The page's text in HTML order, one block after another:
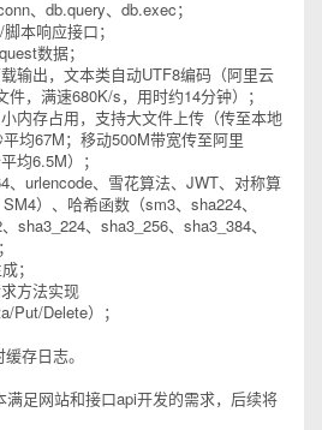
、db.query、db.exec；
本响应接口；
数据；
输出，文本类自动UTF8编码（阿里云
，满速680K/s，用时约14分钟）；
内存占用，支持大文件上传（传至本地
均67M；移动500M带宽传至阿里
均6.5M）；
、urlencode、雪花算法、JWT、对称算
）、哈希函数（sm3、sha224、
sha3_224、sha3_256、sha3_384、
；
方法实现
Put/Delete）；
存日志。
足网站和接口api开发的需求，后续将